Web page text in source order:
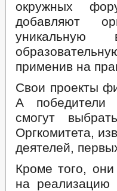
окружных
добавляют
уникальную
применив на
Свои проекты
А
смогут
Оргкомитета,
деятелей,
Кроме того,
на реализацию